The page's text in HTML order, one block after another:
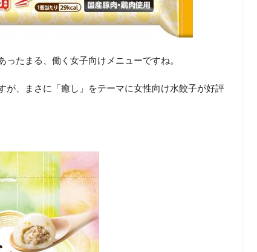
たまる、働く女子向けメニューですね。
、まさに「癒し」をテーマに女性向け水餃子が好評